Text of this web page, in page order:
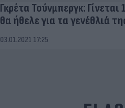
Γκρέτα Τούνμπεργκ:
θα ήθελε για τα γενέθλιά
03.01.2021 17:25